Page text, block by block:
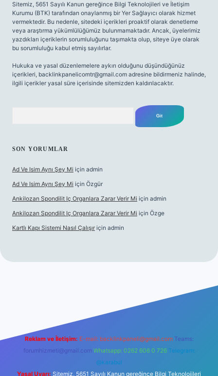
Sitemiz, 5651 Sayılı Kanun gereğince Bilgi Teknolojileri ve İletişim
Kurumu (BTK) tarafından onaylanmış bir Yer Sağlayıcı olarak hizmet
vermektedir. Bu nedenle, sitedeki içerikleri proaktif olarak denetleme
veya araştırma yükümlülüğümüz bulunmamaktadır. Ancak, üyelerimiz
yazdıkları içeriklerin sorumluluğunu taşımakta olup, siteye üye olarak
bu sorumluluğu kabul etmiş sayılırlar.
Hukuka ve yasal düzenlemelere aykırı olduğunu düşündüğünüz
içerikleri, backlinkpanelicomtr@gmail.com adresine bildirmeniz halinde,
ilgili içerikler yasal süre içerisinde sitemizden kaldırılacaktır.
SON YORUMLAR
Ad Ve Isim Aynı Şey Mi için admin
Ad Ve Isim Aynı Şey Mi için Özgür
Ankilozan Spondilit Iç Organlara Zarar Verir Mi için admin
Ankilozan Spondilit Iç Organlara Zarar Verir Mi için Özge
Kartlı Kapı Sistemi Nasıl Çalışır için admin
Reklam ve İletişim: E-mail: backlinkpaneli@gmail.com Teams:
forumhizmeti@gmail.com Whatsapp: 0262 606 0 726 Telegram:
@karabul
Yasal Uyarı: Sitemiz, 5651 Sayılı Kanun gereğince Bilgi Teknolojileri